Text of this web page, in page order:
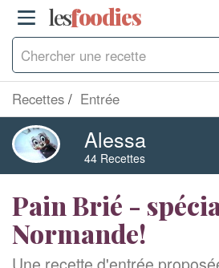
lesfoodies
Recettes Entrée
Alessa
44 Recettes
Pain Brié -
Normande!